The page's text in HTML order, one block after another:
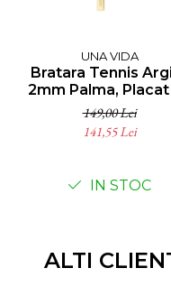
UNA VIDA
Bratara Tennis
2mm Palma,
Aur
149,00 Lei
141,55 Lei
IN STOC
ALTI